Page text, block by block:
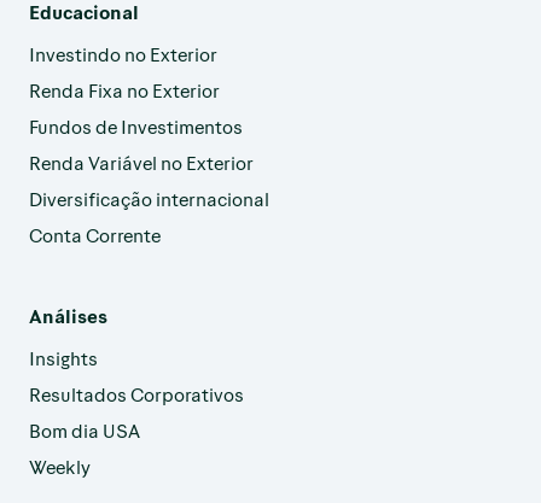
Educacional
Investindo no Exterior
Renda Fixa no Exterior
Fundos de Investimentos
Renda Variável no Exterior
Diversificação internacional
Conta Corrente
Análises
Insights
Resultados Corporativos
Bom dia USA
Weekly